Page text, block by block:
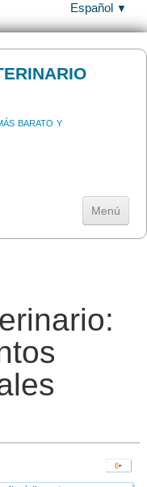
Español ▼
barato y
Menú